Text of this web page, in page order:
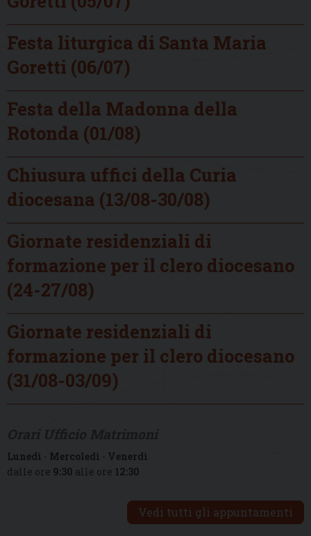
Festa liturgica di Santa Maria
Goretti (06/07)
Festa della Madonna della
Rotonda (01/08)
Chiusura uffici della Curia
diocesana (13/08-30/08)
Giornate residenziali di
formazione per il clero diocesano
(24-27/08)
Giornate residenziali di
formazione per il clero diocesano
(31/08-03/09)
Lunedì - Mercoledì - Venerdì
dalle ore 9:30 alle ore 12:30
Vedi tutti gli appuntamenti